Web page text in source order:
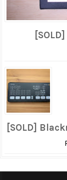
[SOLD]